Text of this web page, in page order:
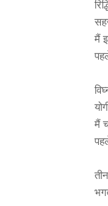
मैं
मैं